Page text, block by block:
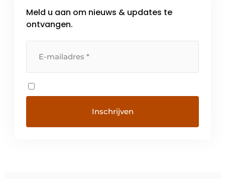
Meld u aan om nieuws & updates te
ontvangen.